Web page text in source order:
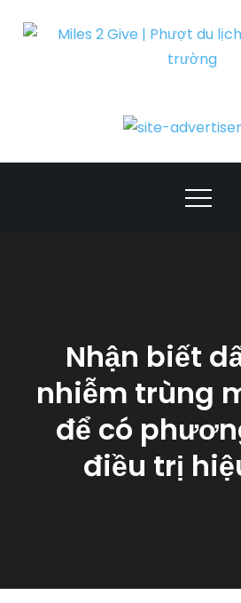
Nhận biết
nhiễm trùng
để có
điều trị